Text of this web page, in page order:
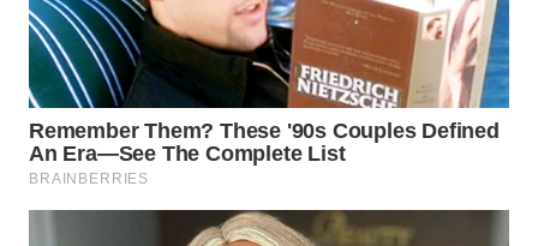
WN
BEKASI
WN
BOGOR
WN